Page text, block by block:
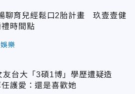
聊育兒經鬆口2胎計畫 玖壹壹健
時間點
娛樂
友台大「3碩1博」學歷遭疑造
護愛：還是喜歡她